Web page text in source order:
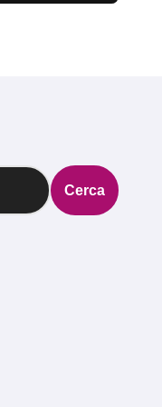
Cerca